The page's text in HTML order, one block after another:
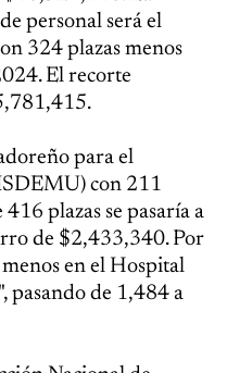
personal será el
324 plazas menos
El recorte
para el
con 211
plazas se pasaría a
de $2,433,340. Por
en el Hospital
pasando de 1,484 a